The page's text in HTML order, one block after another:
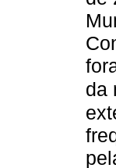
da